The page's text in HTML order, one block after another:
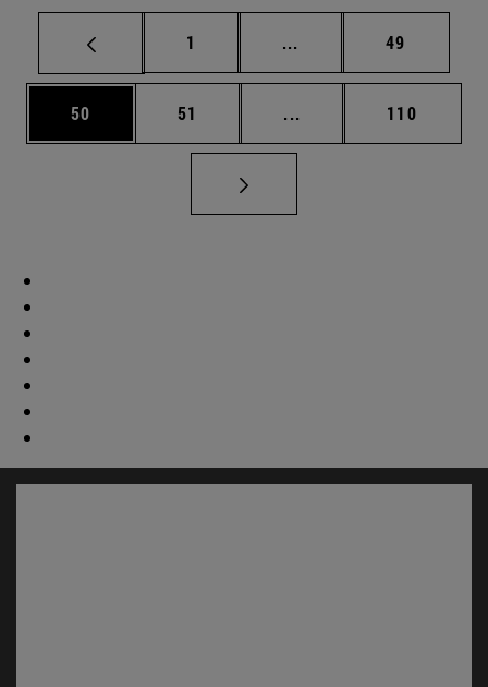
Página
1 ... Páginas intermedias
Página
49
Página
50 Página
51 ... Páginas intermedias
Página
110